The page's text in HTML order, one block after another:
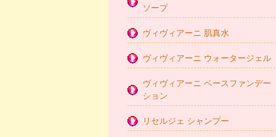
ソープ
ヴィヴィアーニ 肌真水
ヴィヴィアーニ ウォータージェル
ヴィヴィアーニ ベースファンデー
ション
リセルジェ シャンプー